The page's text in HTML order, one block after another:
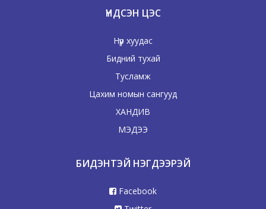
ҮНДСЭН ЦЭС
Нүүр хуудас
Бидний тухай
Тусламж
Цахим номын сангууд
ХАНДИВ
МЭДЭЭ
БИДЭНТЭЙ НЭГДЭЭРЭЙ
Facebook